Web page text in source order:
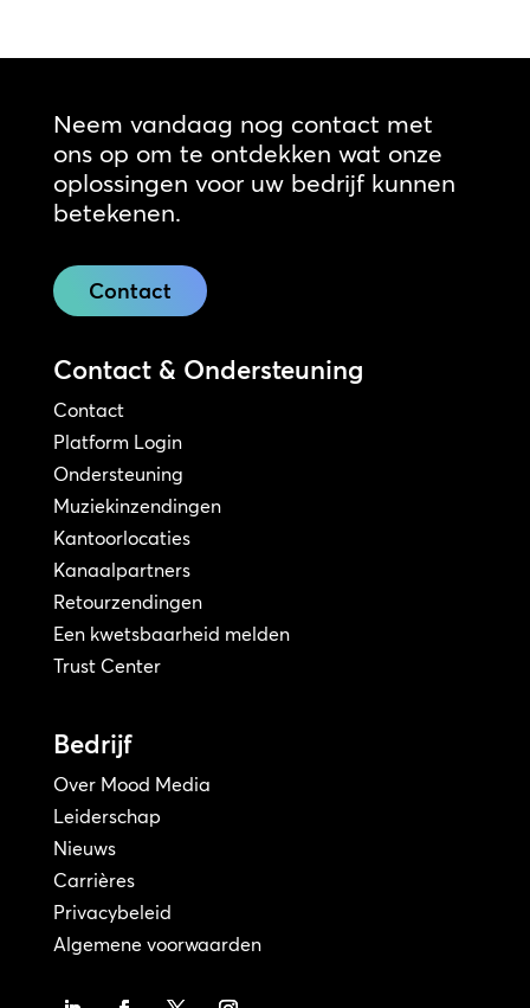
Neem vandaag nog contact met
ons op om te ontdekken wat onze
oplossingen voor uw bedrijf kunnen
betekenen.
Contact
Contact & Ondersteuning
Contact
Platform Login
Ondersteuning
Muziekinzendingen
Kantoorlocaties
Kanaalpartners
Retourzendingen
Een kwetsbaarheid melden
Trust Center
Bedrijf
Over Mood Media
Leiderschap
Nieuws
Carrières
Privacybeleid
Algemene voorwaarden